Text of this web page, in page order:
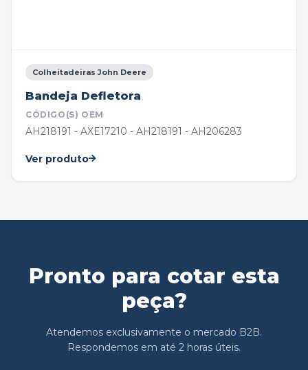
Colheitadeiras John Deere
Bandeja Defletora
CÓDIGO(S) OEM
AH218191 - AXE17210 - AH218191 - AH206283
Ver produto
Pronto para cotar esta
peça?
Atendemos exclusivamente o mercado B2B.
Respondemos em até 2 horas úteis.